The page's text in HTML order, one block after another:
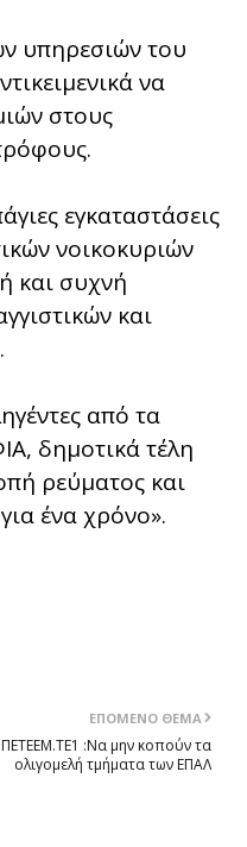
υπηρεσιών του
να
στους
εγκαταστάσεις
νοικοκυριών
και συχνή
και
από τα
δημοτικά τέλη
ρεύματος και
ένα χρόνο».
ΕΠΌΜΕΝΟ ΘΈΜΑ
ΠΕΤΕΕΜ.ΤΕ1 :Να μην κοπούν τα
ολιγομελή τμήματα των ΕΠΑΛ